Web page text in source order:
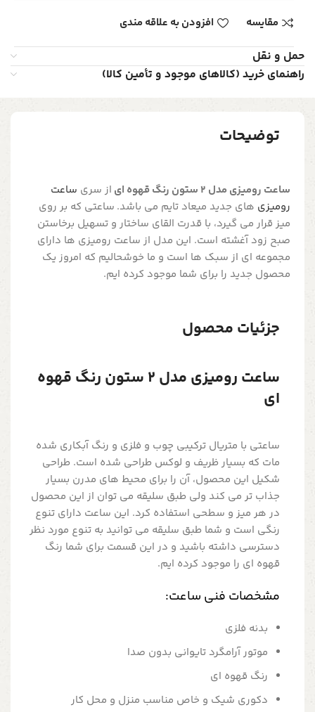
مقایسه افزودن به علاقه مندی
حمل و نقل
راهنمای خرید (کالاهای موجود و تأمین کالا)
توضیحات
ساعت رومیزی مدل 2 ستون رنگ قهوه ای از سری ساعت
رومیزی های جدید میعاد تایم می باشد. ساعتی که بر روی
میز قرار می گیرد، با قدرت القای ساختار و تسهیل برخاستن
صبح زود آغشته است. این مدل از ساعت رومیزی ها دارای
مجموعه ای از سبک ها است و ما خوشحالیم که امروز یک
محصول جدید را برای شما موجود کرده ایم.
جزئیات محصول
ساعت رومیزی مدل 2 ستون رنگ قهوه
ای
ساعتی با متریال ترکیبی چوب و فلزی و رنگ آبکاری شده
مات که بسیار ظریف و لوکس طراحی شده است. طراحی
شکیل این محصول، آن را برای محیط های مدرن بسیار
جذاب تر می کند ولی طبق سلیقه می توان از این محصول
در هر میز و سطحی استفاده کرد. این ساعت دارای تنوع
رنگی است و شما طبق سلیقه می توانید به تنوع مورد نظر
دسترسی داشته باشید و در این قسمت برای شما رنگ
قهوه ای را موجود کرده ایم.
مشخصات فنی ساعت:
بدنه فلزی
موتور آرامگرد تایوانی بدون صدا
رنگ قهوه ای
دکوری شیک و خاص مناسب منزل و محل کار